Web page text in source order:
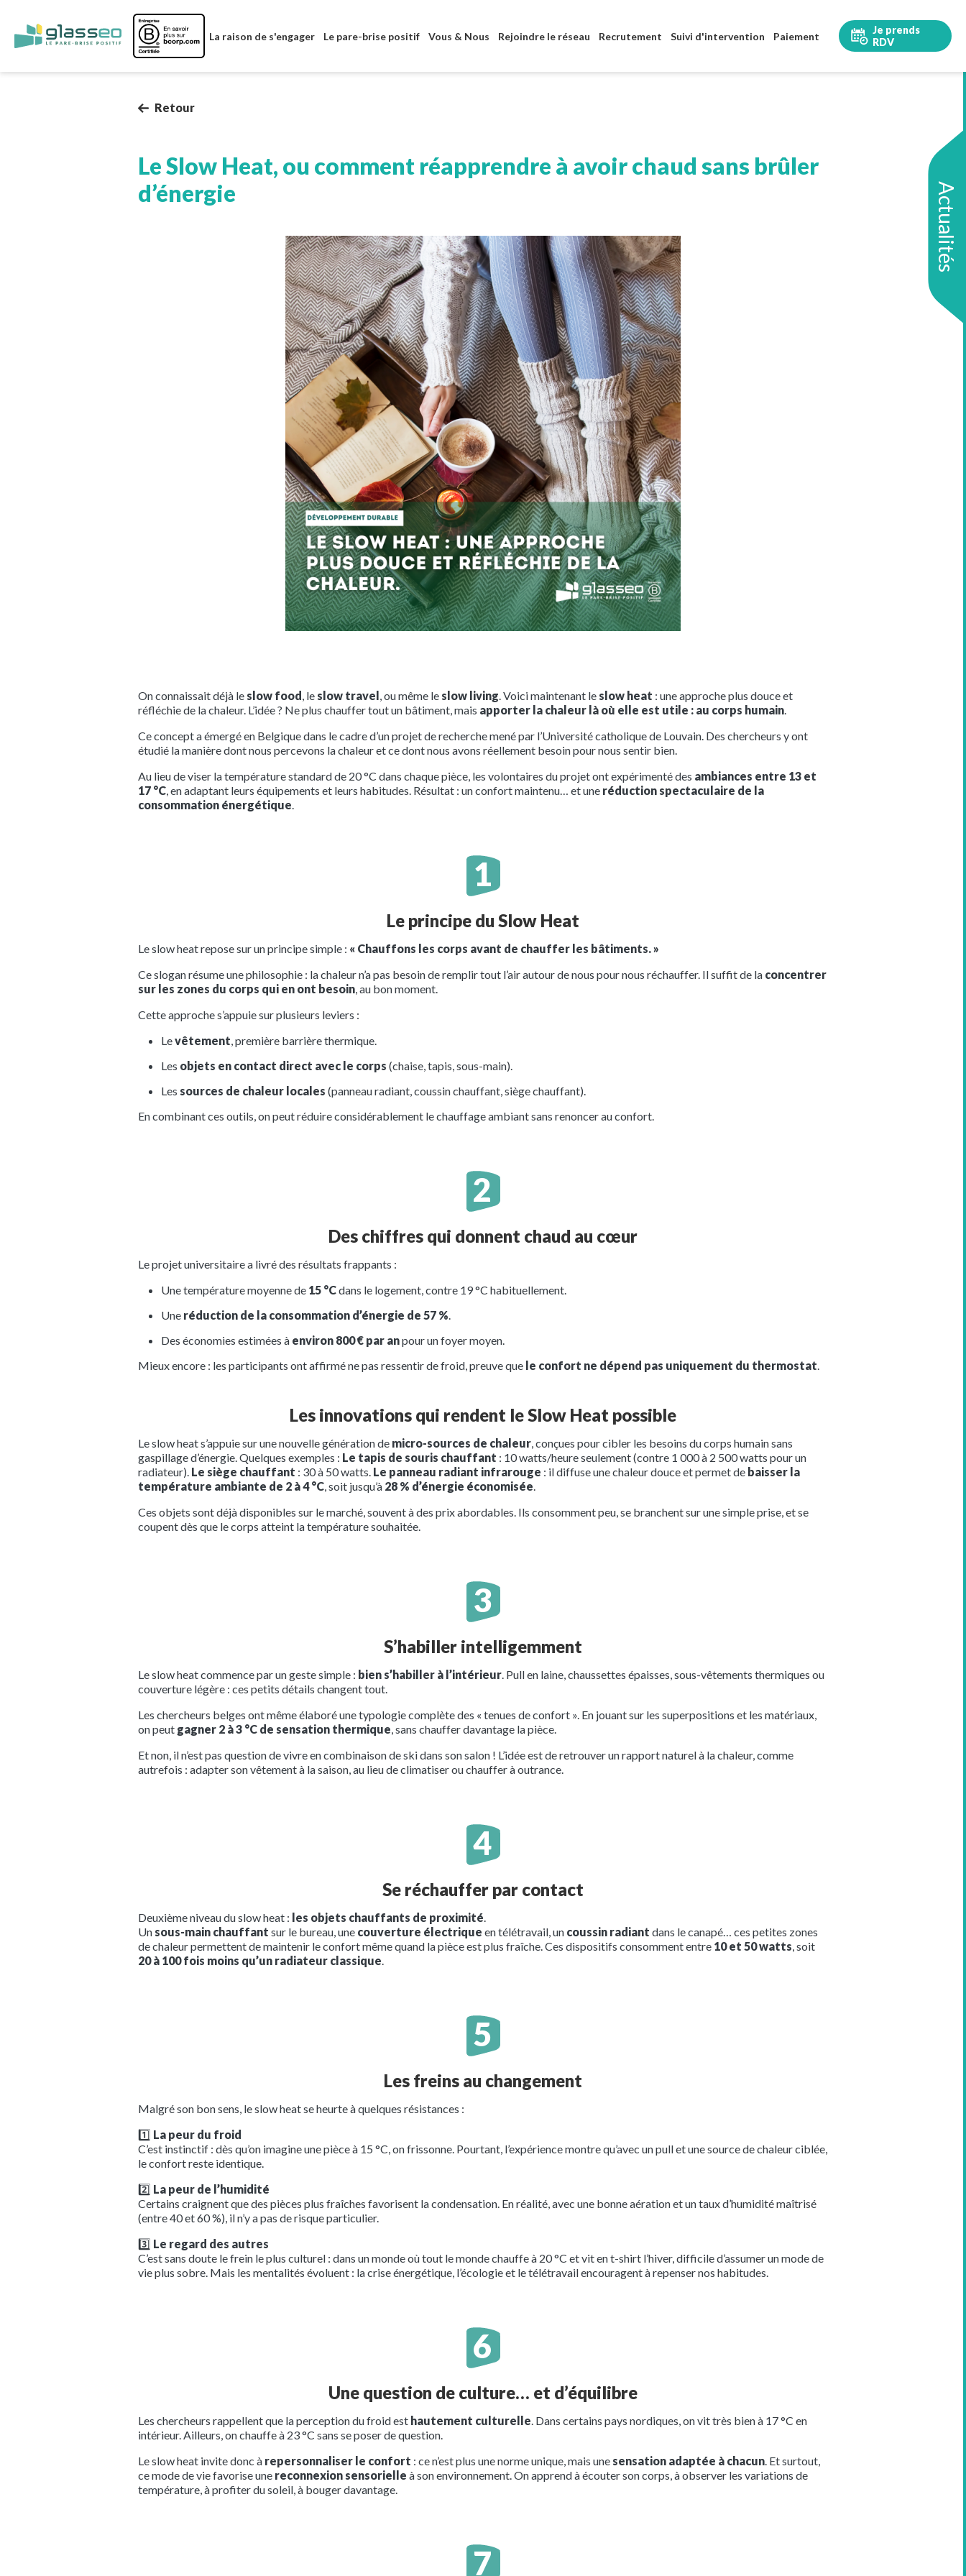
Image
La raison de s'engager Le pare-brise positif Vous & Nous Rejoindre le réseau Recrutement Suivi d'intervention Paiement
Je prends
RDV
Actualités
Retour
Le Slow Heat, ou comment réapprendre à avoir chaud sans brûler
d’énergie
On connaissait déjà le slow food , le slow travel , ou même le slow living . Voici maintenant le slow heat : une approche plus douce et
réfléchie de la chaleur. L’idée ? Ne plus chauffer tout un bâtiment, mais apporter la chaleur là où elle est utile : au corps humain
Ce concept a émergé en Belgique dans le cadre d’un projet de recherche mené par l’Université catholique de Louvain. Des chercheurs y ont
étudié la manière dont nous percevons la chaleur et ce dont nous avons réellement besoin pour nous sentir bien.
Au lieu de viser la température standard de 20 °C dans chaque pièce, les volontaires du projet ont expérimenté des ambiances entre 13 et
17 °C , en adaptant leurs équipements et leurs habitudes. Résultat : un confort maintenu… et une réduction spectaculaire de la
consommation énergétique
Le principe du Slow Heat
Le slow heat repose sur un principe simple : « Chauffons les corps avant de chauffer les bâtiments. »
Ce slogan résume une philosophie : la chaleur n’a pas besoin de remplir tout l’air autour de nous pour nous réchauffer. Il suffit de la concentrer
sur les zones du corps qui en ont besoin , au bon moment.
Cette approche s’appuie sur plusieurs leviers :
Levêtement , première barrière thermique.
Les objets en contact direct avec le corps (chaise, tapis, sous-main).
Les sources de chaleur locales (panneau radiant, coussin chauffant, siège chauffant).
En combinant ces outils, on peut réduire considérablement le chauffage ambiant sans renoncer au confort.
Des chiffres qui donnent chaud au cœur
Le projet universitaire a livré des résultats frappants :
Une température moyenne de 15 °Cdans le logement, contre 19 °C habituellement.
Une réduction de la consommation d’énergie de 57 %
Des économies estimées à environ 800 € par anpour un foyer moyen.
Mieux encore : les participants ont affirmé ne pas ressentir de froid, preuve que le confort ne dépend pas uniquement du thermostat
Les innovations qui rendent le Slow Heat possible
Le slow heat s’appuie sur une nouvelle génération de micro-sources de chaleur , conçues pour cibler les besoins du corps humain sans
gaspillage d’énergie. Quelques exemples : Le tapis de souris chauffant : 10 watts/heure seulement (contre 1 000 à 2 500 watts pour un
radiateur). Le siège chauffant : 30 à 50 watts. Le panneau radiant infrarouge : il diffuse une chaleur douce et permet de baisser la
température ambiante de 2 à 4 °C , soit jusqu’à 28 % d’énergie économisée
Ces objets sont déjà disponibles sur le marché, souvent à des prix abordables. Ils consomment peu, se branchent sur une simple prise, et se
coupent dès que le corps atteint la température souhaitée.
S’habiller intelligemment
Le slow heat commence par un geste simple : bien s’habiller à l’intérieur . Pull en laine, chaussettes épaisses, sous-vêtements thermiques ou
couverture légère : ces petits détails changent tout.
Les chercheurs belges ont même élaboré une typologie complète des « tenues de confort ». En jouant sur les superpositions et les matériaux,
on peut gagner 2 à 3 °C de sensation thermique , sans chauffer davantage la pièce.
Et non, il n’est pas question de vivre en combinaison de ski dans son salon ! L’idée est de retrouver un rapport naturel à la chaleur, comme
autrefois : adapter son vêtement à la saison, au lieu de climatiser ou chauffer à outrance.
Se réchauffer par contact
Deuxième niveau du slow heat : les objets chauffants de proximité
Un sous-main chauffant sur le bureau, une couverture électrique en télétravail, un coussin radiant dans le canapé… ces petites zones
de chaleur permettent de maintenir le confort même quand la pièce est plus fraîche. Ces dispositifs consomment entre 10 et 50 watts , soit
20 à 100 fois moins qu’un radiateur classique
Les freins au changement
Malgré son bon sens, le slow heat se heurte à quelques résistances :
1️⃣ La peur du froid
C’est instinctif : dès qu’on imagine une pièce à 15 °C, on frissonne. Pourtant, l’expérience montre qu’avec un pull et une source de chaleur ciblée,
le confort reste identique.
2️⃣ La peur de l’humidité
Certains craignent que des pièces plus fraîches favorisent la condensation. En réalité, avec une bonne aération et un taux d’humidité maîtrisé
(entre 40 et 60 %), il n’y a pas de risque particulier.
3️⃣ Le regard des autres
C’est sans doute le frein le plus culturel : dans un monde où tout le monde chauffe à 20 °C et vit en t-shirt l’hiver, difficile d’assumer un mode de
vie plus sobre. Mais les mentalités évoluent : la crise énergétique, l’écologie et le télétravail encouragent à repenser nos habitudes.
Une question de culture… et d’équilibre
Les chercheurs rappellent que la perception du froid est hautement culturelle . Dans certains pays nordiques, on vit très bien à 17 °C en
intérieur. Ailleurs, on chauffe à 23 °C sans se poser de question.
Le slow heat invite donc à repersonnaliser le confort : ce n’est plus une norme unique, mais une sensation adaptée à chacun . Et surtout,
ce mode de vie favorise une reconnexion sensorielle à son environnement. On apprend à écouter son corps, à observer les variations de
température, à profiter du soleil, à bouger davantage.